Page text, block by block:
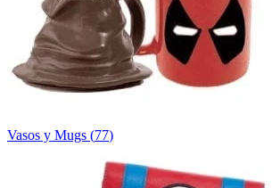
Vasos y Mugs (77)